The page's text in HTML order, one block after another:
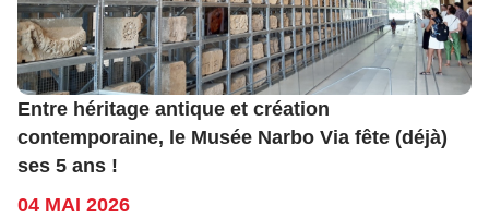
Entre héritage antique et création
contemporaine, le Musée Narbo Via fête (déjà)
ses 5 ans !
04 MAI 2026